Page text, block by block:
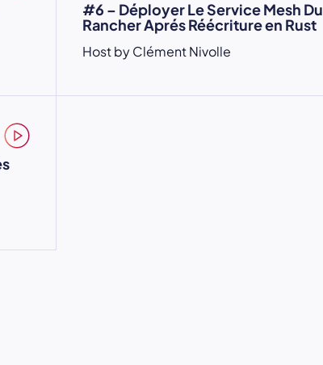
#6 – Déployer Le Service Mesh
Rancher Aprés Réécriture en Rust
Host by Clément Nivolle